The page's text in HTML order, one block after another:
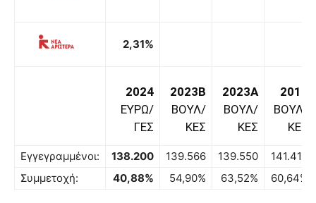
2,31%
2024
ΕΥΡΩ/
ΓΕΣ
2023B
ΒΟΥΛ/
ΚΕΣ
2023A
ΒΟΥΛ/
ΚΕΣ
2019
ΒΟΥΛ/
ΚΕΣ
Εγγεγραμμένοι: 138.200 139.566 139.550
141.416
Συμμετοχή:
40,88% 54,90% 63,52% 60,64%